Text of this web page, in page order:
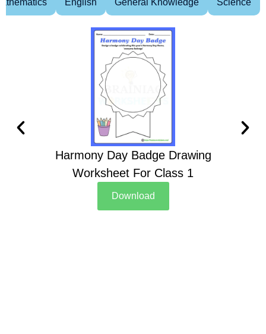
English General Knowledge Science
Harmony Day Badge Drawing
Worksheet For Class 1
Download